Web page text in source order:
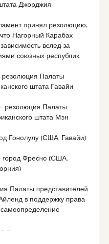
Джорджия
принял резолюцию,
Нагорный Карабах
вслед за
союзных республик.
резолюция Палаты
штата Гавайи
– резолюция Палаты
штата Мэн
Гонолулу (США, Гавайи)
город Фресно (США,
Палаты представителей
в поддержку права
—